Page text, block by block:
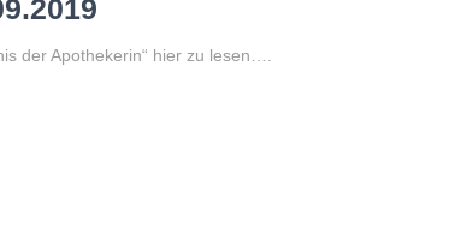
der Apothekerin“ hier zu lesen….